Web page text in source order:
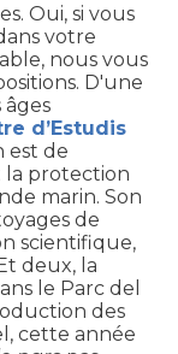
Oui, si vous
votre
nous vous
D'une
d’Estudis
est de
la protection
marin. Son
de
scientifique,
deux, la
le Parc del
des
cette année